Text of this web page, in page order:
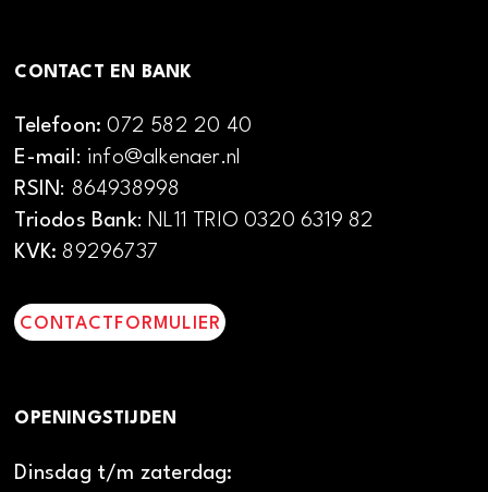
CONTACT EN BANK
Telefoon:072 582 20 40
E-mail: info@alkenaer.nl
RSIN: 864938998
Triodos Bank: NL11 TRIO 0320 6319 82
KVK: 89296737
CONTACTFORMULIER
OPENINGSTIJDEN
Dinsdag t/m zaterdag: